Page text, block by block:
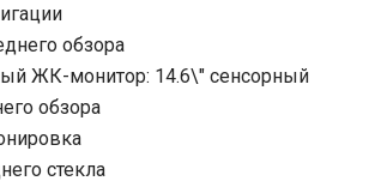
обзора
ЖК-монитор: 14.6\" сенсорный
обзора
стекла